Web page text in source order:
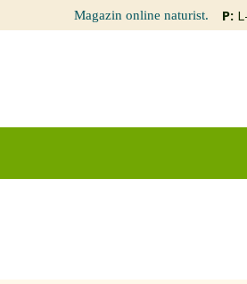
Magazin online naturist. P: